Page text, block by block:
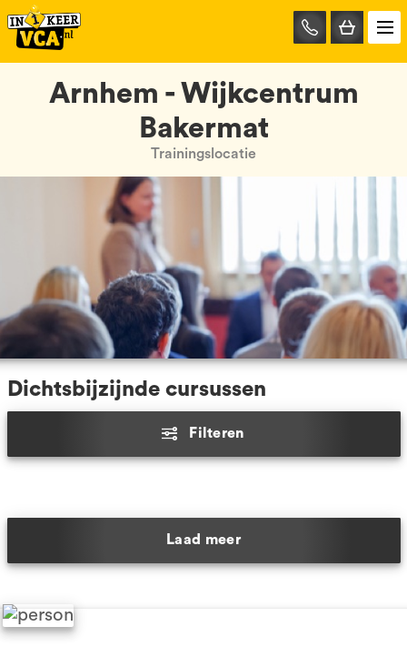
085-
0667401
Arnhem - Wijkcentrum
Bakermat
Trainingslocatie
Dichtsbijzijnde cursussen
Filteren
Laad meer